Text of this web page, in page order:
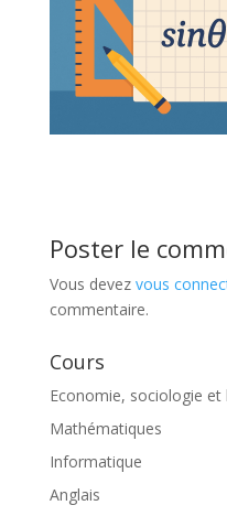
Poster le
Vous devez vous
commentaire.
Cours
Economie, sociologie et
Mathématiques
Informatique
Anglais